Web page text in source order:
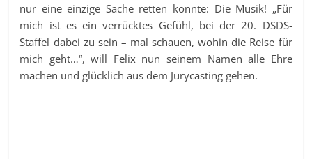
nur eine einzige Sache retten konnte: Die Musik! „Für
mich ist es ein verrücktes Gefühl, bei der 20. DSDS-
Staffel dabei zu sein – mal schauen, wohin die Reise für
mich geht…“, will Felix nun seinem Namen alle Ehre
machen und glücklich aus dem Jurycasting gehen.